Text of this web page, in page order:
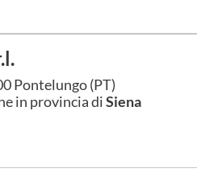
Pontelungo (PT)
in provincia diSiena